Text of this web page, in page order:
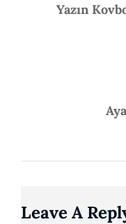
Navigation
Yazın
Leave A